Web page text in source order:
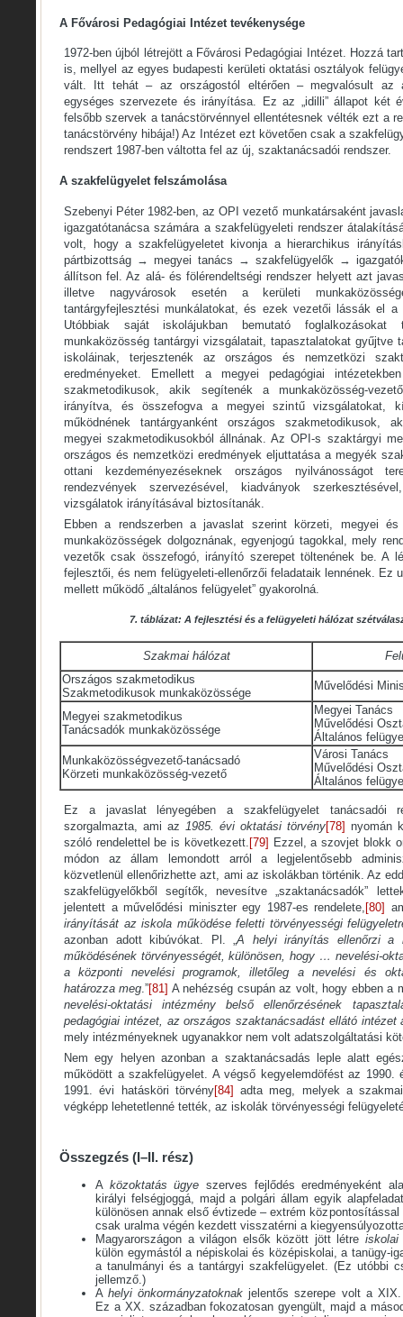
A Fővárosi Pedagógiai Intézet tevékenysége
1972-ben újból létrejött a Fővárosi Pedagógiai Intézet. Hozzá
is, mellyel az egyes budapesti kerületi oktatási osztályok
vált. Itt tehát – az országostól eltérően – megvalósult az
egységes szervezete és irányítása. Ez az „idilli” állapot két
felsőbb szervek a tanácstörvénnyel ellentétesnek vélték ezt a
tanácstörvény hibája!) Az Intézet ezt követően csak a
rendszert 1987-ben váltotta fel az új, szaktanácsadói rendszer.
A szakfelügyelet felszámolása
Szebenyi Péter 1982-ben, az OPI vezető munkatársaként
igazgatótanácsa számára a szakfelügyeleti rendszer
volt, hogy a szakfelügyeletet kivonja a hierarchikus
pártbizottság → megyei tanács → szakfelügyelők →
állítson fel. Az alá- és fölérendeltségi rendszer helyett azt
illetve nagyvárosok esetén a kerületi
tantárgyfejlesztési munkálatokat, és ezek vezetői lássák el a
Utóbbiak saját iskolájukban bemutató foglalkozásokat
munkaközösség tantárgyi vizsgálatait, tapasztalatokat gyűjtve
iskoláinak, terjesztenék az országos és nemzetközi
eredményeket. Emellett a megyei pedagógiai
szakmetodikusok, akik segítenék a munkaközösség-
irányítva, és összefogva a megyei szintű vizsgálatokat,
működnének tantárgyanként országos szakmetodikusok,
megyei szakmetodikusokból állnának. Az OPI-s szaktárgyi
országos és nemzetközi eredmények eljuttatása a megyék
ottani kezdeményezéseknek országos nyilvánosságot
rendezvények szervezésével, kiadványok
vizsgálatok irányításával biztosítanák.
Ebben a rendszerben a javaslat szerint körzeti, megyei és
munkaközösségek dolgoznának, egyenjogú tagokkal, mely
vezetők csak összefogó, irányító szerepet töltenének be. A
fejlesztői, és nem felügyeleti-ellenőrzői feladataik lennének. Ez
mellett működő „általános felügyelet” gyakorolná.
7. táblázat: A fejlesztési és a felügyeleti hálózat
Szakmai hálózat
Országos szakmetodikus
Szakmetodikusok munkaközössége
Művelődési
Megyei szakmetodikus
Tanácsadók munkaközössége
Megyei Tanács
Művelődési
Általános
Munkaközösségvezető-tanácsadó
Körzeti munkaközösség-vezető
Városi Tanács
Művelődési
Általános
Ez a javaslat lényegében a szakfelügyelet tanácsadói
szorgalmazta, ami az 1985. évi oktatási törvény[78] nyomán
szóló rendelettel be is következett. [79] Ezzel, a szovjet blokk
módon az állam lemondott arról a legjelentősebb
közvetlenül ellenőrizhette azt, ami az iskolákban történik. Az
szakfelügyelőkből segítők, nevesítve „szaktanácsadók”
jelentett a művelődési miniszter egy 1987-es rendelete, [80]
irányítását az iskola működése feletti törvényességi
azonban adott kibúvókat. Pl. „ A helyi irányítás ellenőrzi a
működésének törvényességét, különösen, hogy … nevelési-
a központi nevelési programok, illetőleg a nevelési és
határozza meg .”[81] A nehézség csupán az volt, hogy ebben a
nevelési-oktatási intézmény belső ellenőrzésének
pedagógiai intézet, az országos szaktanácsadást ellátó intézet
mely intézményeknek ugyanakkor nem volt adatszolgáltatási
Nem egy helyen azonban a szaktanácsadás leple alatt
működött a szakfelügyelet. A végső kegyelemdöfést az 1990.
1991. évi hatásköri törvény[84] adta meg, melyek a
végképp lehetetlenné tették, az iskolák törvényességi
Összegzés (I–II. rész)
A közoktatás ügye szerves fejlődés eredményeként
királyi felségjoggá, majd a polgári állam egyik
különösen annak első évtizede – extrém
csak uralma végén kezdett visszatérni a
Magyarországon a világon elsők között jött létre iskolai
külön egymástól a népiskolai és középiskolai, a tanügy-
a tanulmányi és a tantárgyi szakfelügyelet. (Ez utóbbi
jellemző.)
Ahelyi önkormányzatoknak jelentős szerepe volt a
Ez a XX. században fokozatosan gyengült, majd a